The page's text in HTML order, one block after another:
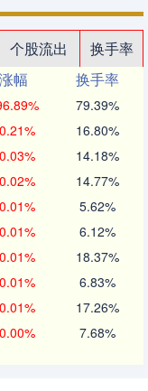
个股流出
换手率
涨幅
换手率
79.39%
16.80%
14.18%
14.77%
5.62%
6.12%
18.37%
6.83%
17.26%
7.68%